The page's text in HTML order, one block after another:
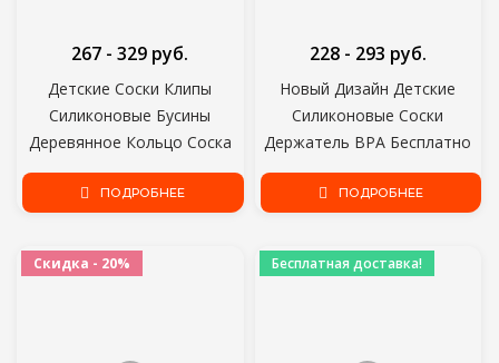
Детские Соски Клипы
Силиконовые Бусины
Деревянное Кольцо Соска
Цепь Младенческая Соска
Успокоить Соску Цепи Клипы
Клип
267 - 329 руб.
ПОДРОБНЕЕ
Новый Дизайн Детские
Силиконовые Соски
Держатель BPA Бесплатно
Младенческой Портативный
Пустышка Контейнер
Хранения Пищевой Силикон
228 - 293 руб.
ПОДРОБНЕЕ
Скидка - 20% Бесплатная доставка!